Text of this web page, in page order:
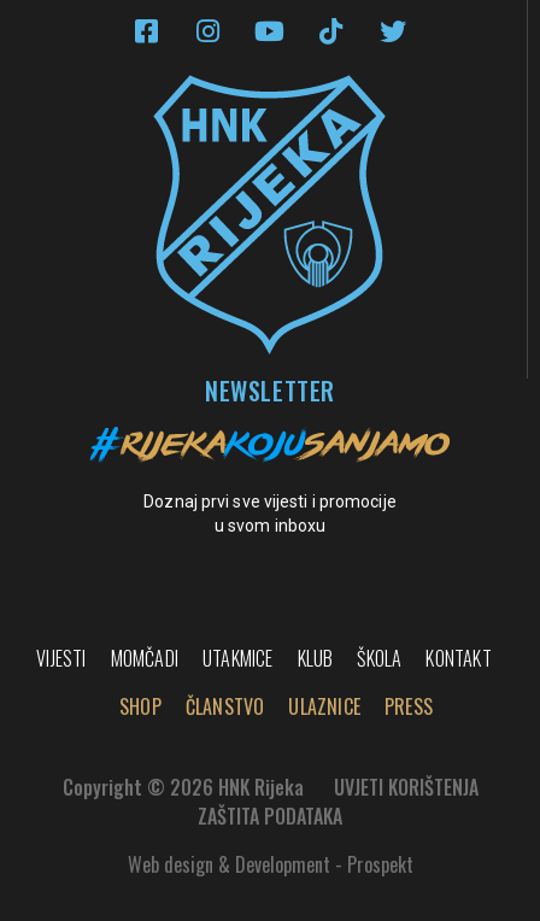
NEWSLETTER
Doznaj prvi sve vijesti i promocije
u svom inboxu
VIJESTI MOMČADI UTAKMICE KLUB ŠKOLA
KONTAKT
SHOP
ČLANSTVO ULAZNICE PRESS
Copyright © 2026 HNK Rijeka
UVJETI KORIŠTENJA
ZAŠTITA PODATAKA
Web design & Development - Prospekt